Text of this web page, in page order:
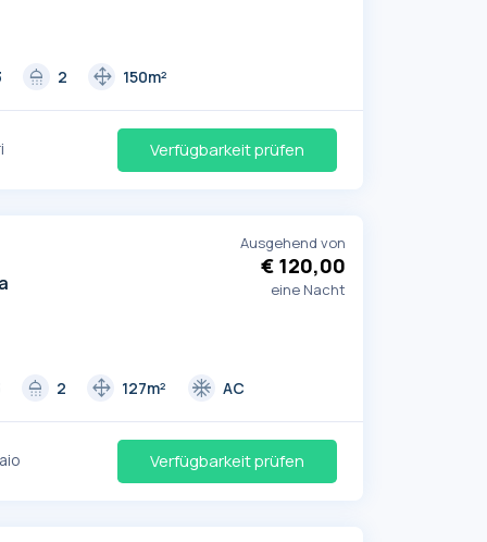
shower 2 drag_pan 150m²
Verfügbarkeit prüfen
Ausgehend von
€ 120,00
eine Nacht
shower 2 drag_pan 127m² ac_unit AC
Verfügbarkeit prüfen